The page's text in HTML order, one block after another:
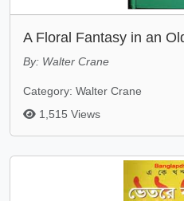
A Floral Fantasy in an
By: Walter Crane
Category: Walter Crane
1,515 Views